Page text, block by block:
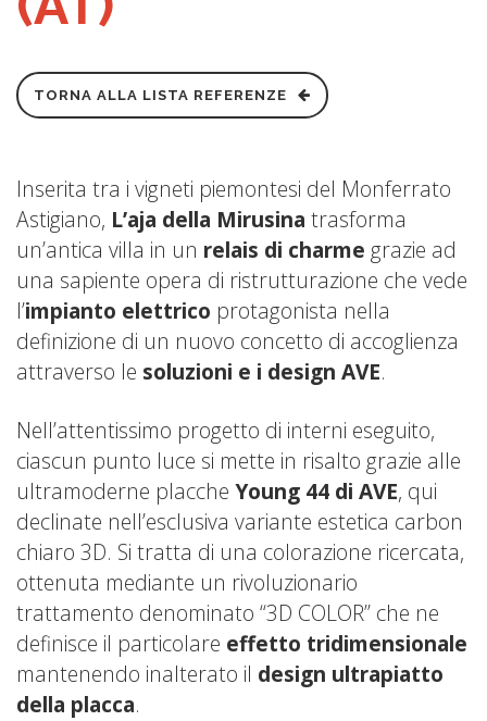
TORNA ALLA LISTA REFERENZE
Inserita tra i vigneti piemontesi del Monferrato
Astigiano, L’aja della Mirusina trasforma
un’antica villa in un relais di charme grazie ad
una sapiente opera di ristrutturazione che vede
l’impianto elettrico protagonista nella
definizione di un nuovo concetto di accoglienza
attraverso le soluzioni e i design AVE.
Nell’attentissimo progetto di interni eseguito,
ciascun punto luce si mette in risalto grazie alle
ultramoderne placche Young 44 di AVE, qui
declinate nell’esclusiva variante estetica carbon
chiaro 3D. Si tratta di una colorazione ricercata,
ottenuta mediante un rivoluzionario
trattamento denominato “3D COLOR” che ne
definisce il particolare effetto tridimensionale
mantenendo inalterato il design ultrapiatto
della placca.